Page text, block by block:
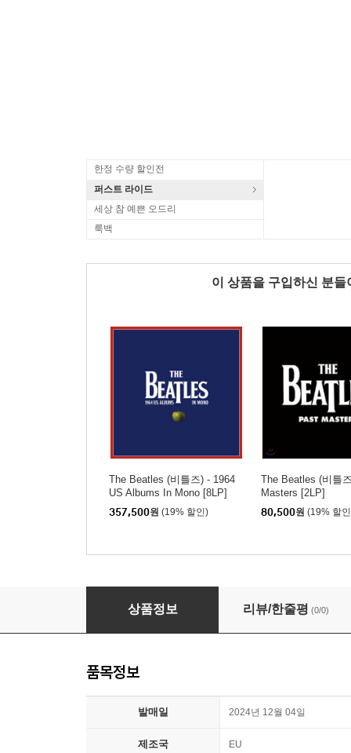
한정 수량 할인전
퍼스트 라이드
세상 참 예쁜 오드리
룩백
이 상품을 구입하신 분
The Beatles (비틀즈) - 1964
US Albums In Mono [8LP]
357,500원 (19% 할인)
The Beatles (비틀
Masters [2LP]
80,500원 (19% 할
The Beatles (비틀즈) - Meet The Beatles! [블
상품정보 리뷰/한줄평 (0/0)
품목정보
발매일 2024년 12월 04일
제조국 EU